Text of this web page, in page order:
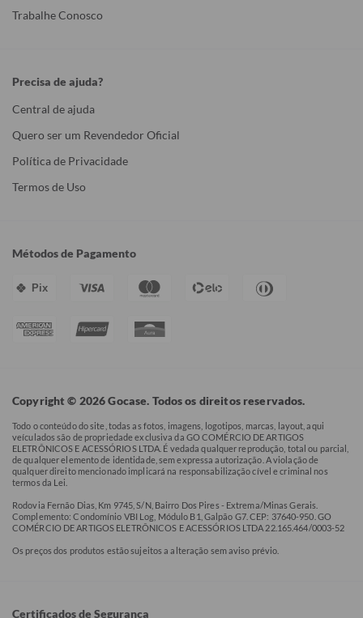
Trabalhe Conosco
Precisa de ajuda?
Central de ajuda
Quero ser um Revendedor Oficial
Política de Privacidade
Termos de Uso
Métodos de Pagamento
Pix
Copyright © 2026 Gocase. Todos os direitos reservados.
Todo o conteúdo do site, todas as fotos, imagens, logotipos, marcas, layout, aqui
veículados são de propriedade exclusiva da GO COMÉRCIO DE ARTIGOS
ELETRÔNICOS E ACESSÓRIOS LTDA. É vedada qualquer reprodução, total ou parcial,
de qualquer elemento de identidade, sem expressa autorização. A violação de
qualquer direito mencionado implicará na responsabilização cível e criminal nos
termos da Lei.
Rodovia Fernão Dias, Km 9745, S/N, Bairro Dos Pires - Extrema/Minas Gerais.
Complemento: Condomínio VBI Log, Módulo B1, Galpão G7. CEP: 37640-950. GO
COMÉRCIO DE ARTIGOS ELETRÔNICOS E ACESSÓRIOS LTDA 22.165.464/0003-52
Os preços dos produtos estão sujeitos a alteração sem aviso prévio.
Certificados de Segurança